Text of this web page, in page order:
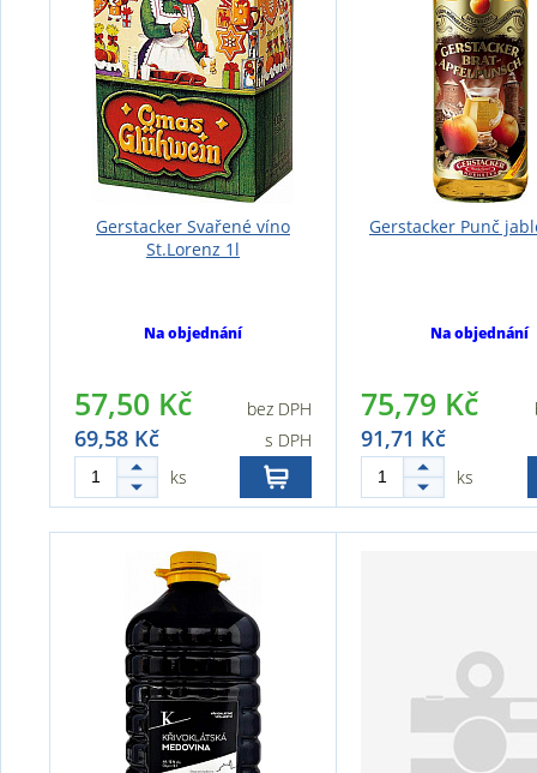
Gerstacker Svařené víno
St.Lorenz 1l
Na objednání
57,50 Kč bez DPH
69,58 Kč
s DPH
ks
Gerstacker Punč
Na objednání
75,79 Kč
91,71 Kč
ks